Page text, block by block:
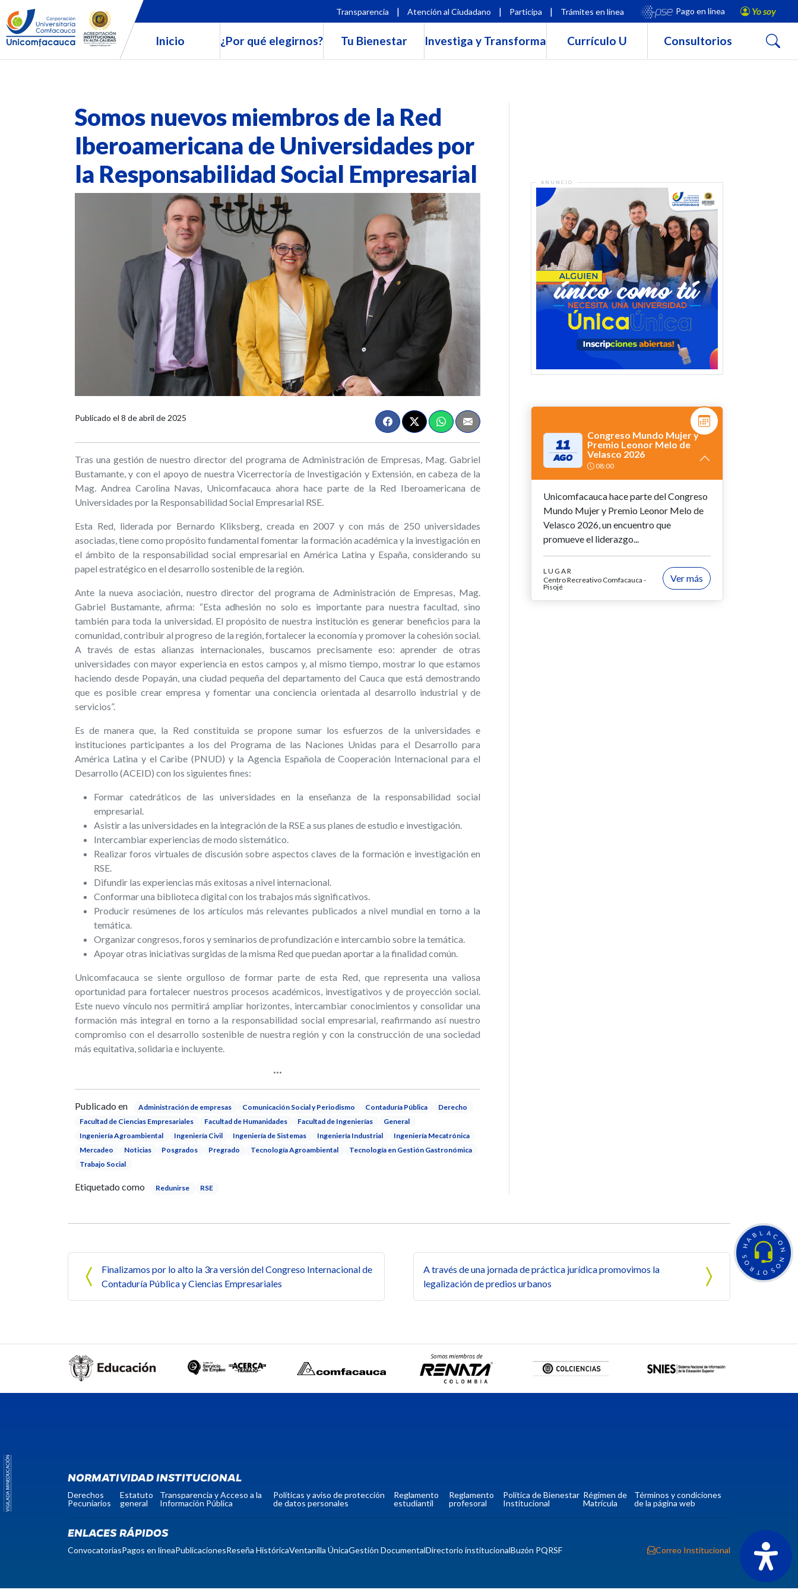
H
A
B L A C
O
N
N
O
S
O
T
R
O
S
Transparencia | Atención al Ciudadano | Participa | Trámites en línea Pago en línea Yo soy
Inicio ¿Por qué elegirnos? Tu Bienestar Investiga y Transforma Currículo U Consultorios Buscar
Somos nuevos miembros de la Red
Iberoamericana de Universidades por
la Responsabilidad Social Empresarial
Publicado el 8 de abril de 2025
Tras una gestión de nuestro director del programa de Administración de Empresas, Mag. Gabriel
Bustamante, y con el apoyo de nuestra Vicerrectoría de Investigación y Extensión, en cabeza de la
Mag. Andrea Carolina Navas, Unicomfacauca ahora hace parte de la Red Iberoamericana de
Universidades por la Responsabilidad Social Empresarial RSE.
Esta Red, liderada por Bernardo Kliksberg, creada en 2007 y con más de 250 universidades
asociadas, tiene como propósito fundamental fomentar la formación académica y la investigación en
el ámbito de la responsabilidad social empresarial en América Latina y España, considerando su
papel estratégico en el desarrollo sostenible de la región.
Ante la nueva asociación, nuestro director del programa de Administración de Empresas, Mag.
Gabriel Bustamante, afirma: “Esta adhesión no solo es importante para nuestra facultad, sino
también para toda la universidad. El propósito de nuestra institución es generar beneficios para la
comunidad, contribuir al progreso de la región, fortalecer la economía y promover la cohesión social.
A través de estas alianzas internacionales, buscamos precisamente eso: aprender de otras
universidades con mayor experiencia en estos campos y, al mismo tiempo, mostrar lo que estamos
haciendo desde Popayán, una ciudad pequeña del departamento del Cauca que está demostrando
que es posible crear empresa y fomentar una conciencia orientada al desarrollo industrial y de
servicios”.
Es de manera que, la Red constituida se propone sumar los esfuerzos de la universidades e
instituciones participantes a los del Programa de las Naciones Unidas para el Desarrollo para
América Latina y el Caribe (PNUD) y la Agencia Española de Cooperación Internacional para el
Desarrollo (ACEID) con los siguientes fines:
Formar catedráticos de las universidades en la enseñanza de la responsabilidad social
empresarial.
Asistir a las universidades en la integración de la RSE a sus planes de estudio e investigación.
Intercambiar experiencias de modo sistemático.
Realizar foros virtuales de discusión sobre aspectos claves de la formación e investigación en
RSE.
Difundir las experiencias más exitosas a nivel internacional.
Conformar una biblioteca digital con los trabajos más significativos.
Producir resúmenes de los artículos más relevantes publicados a nivel mundial en torno a la
temática.
Organizar congresos, foros y seminarios de profundización e intercambio sobre la temática.
Apoyar otras iniciativas surgidas de la misma Red que puedan aportar a la finalidad común.
Unicomfacauca se siente orgulloso de formar parte de esta Red, que representa una valiosa
oportunidad para fortalecer nuestros procesos académicos, investigativos y de proyección social.
Este nuevo vínculo nos permitirá ampliar horizontes, intercambiar conocimientos y consolidar una
formación más integral en torno a la responsabilidad social empresarial, reafirmando así nuestro
compromiso con el desarrollo sostenible de nuestra región y con la construcción de una sociedad
más equitativa, solidaria e incluyente.
Publicado en Administración de empresas Comunicación Social y Periodismo Contaduría Pública
Derecho
Facultad de Ciencias Empresariales
Facultad de Humanidades Facultad de Ingenierías
General
Ingeniería Agroambiental
Ingeniería Civil Ingeniería de Sistemas Ingeniería Industrial
Ingeniería Mecatrónica
Mercadeo
Noticias Posgrados Pregrado Tecnología Agroambiental
Tecnología en Gestión Gastronómica
Trabajo Social
Etiquetado como Redunirse RSE
11
AGO
Congreso Mundo Mujer y
Premio Leonor Melo de
Velasco 2026
08:00
Unicomfacauca hace parte del Congreso
Mundo Mujer y Premio Leonor Melo de
Velasco 2026, un encuentro que
promueve el liderazgo...
LUGAR
Centro Recreativo Comfacauca -
Pisojé
Ver más
Navegación de entradas
Finalizamos por lo alto la 3ra versión del Congreso Internacional de
Contaduría Pública y Ciencias Empresariales
A través de una jornada de práctica jurídica promovimos la
legalización de predios urbanos
NORMATIVIDAD INSTITUCIONAL
Derechos
Pecuniarios
Estatuto
general
Transparencia y Acceso a la
Información Pública
Políticas y aviso de protección
de datos personales
Reglamento
estudiantil
Reglamento
profesoral
Política de Bienestar
Institucional
Régimen de
Matrícula
Términos y condiciones
de la página web
ENLACES RÁPIDOS
ConvocatoriasPagos en líneaPublicacionesReseña HistóricaVentanilla ÚnicaGestión DocumentalDirectorio institucionalBuzón PQRSF Correo Institucional